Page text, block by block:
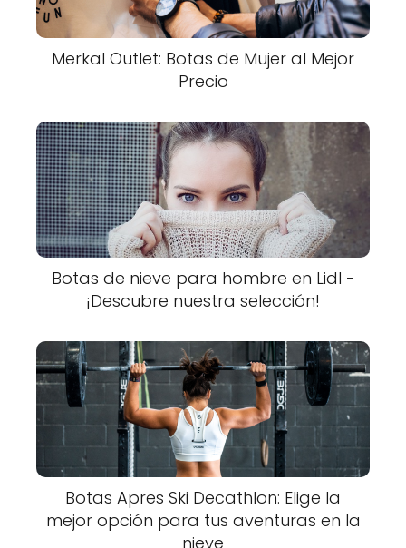
Merkal Outlet: Botas de Mujer al Mejor
Precio
Botas de nieve para hombre en Lidl -
¡Descubre nuestra selección!
Botas Apres Ski Decathlon: Elige la
mejor opción para tus aventuras en la
nieve